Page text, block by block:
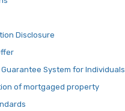
Disclosure
System for Individuals
of mortgaged property